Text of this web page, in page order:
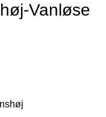
Vanløse